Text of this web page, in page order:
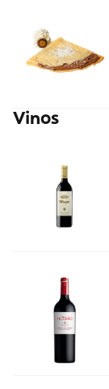
Vinos